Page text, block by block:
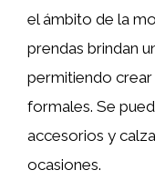
el ámbito de la
prendas brindan
permitiendo
formales. Se
accesorios y
ocasiones.